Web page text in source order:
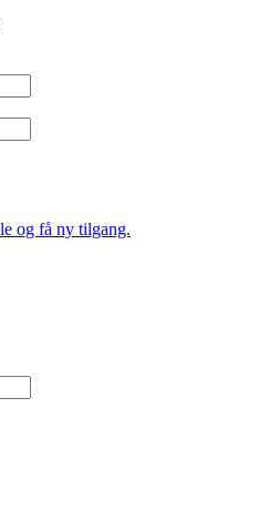
og få ny tilgang.